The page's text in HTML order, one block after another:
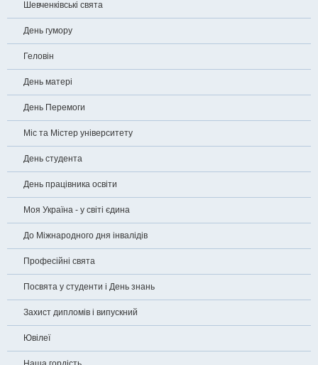
Шевченківські свята
День гумору
Геловін
День матері
День Перемоги
Міс та Містер університету
День студента
День працівника освіти
Моя Україна - у світі єдина
До Міжнародного дня інвалідів
Професійні свята
Посвята у студенти і День знань
Захист дипломів і випускний
Ювілеї